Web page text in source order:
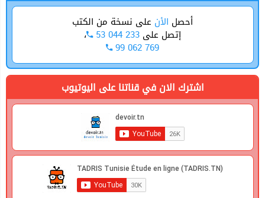
أحصل الأن على نسخة من الكتب
إتصل على 53 044 233 ،
99 062 769
اشترك الان في قناتنا على اليوتيوب